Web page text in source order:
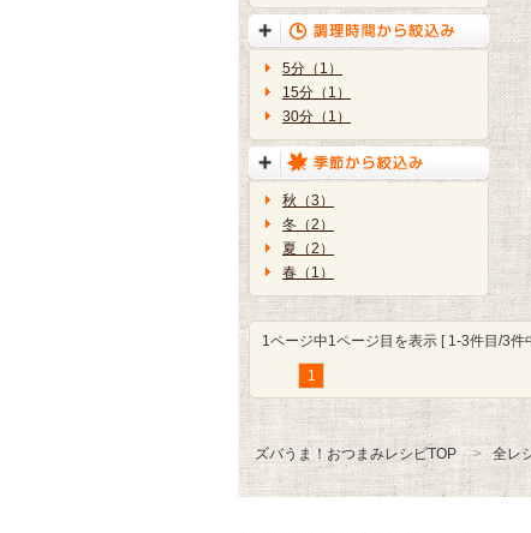
5分（1）
15分（1）
30分（1）
秋（3）
冬（2）
夏（2）
春（1）
1ページ中1ページ目を表示 [ 1-3件目/3件
1
ズバうま！おつまみレシピTOP 全レ